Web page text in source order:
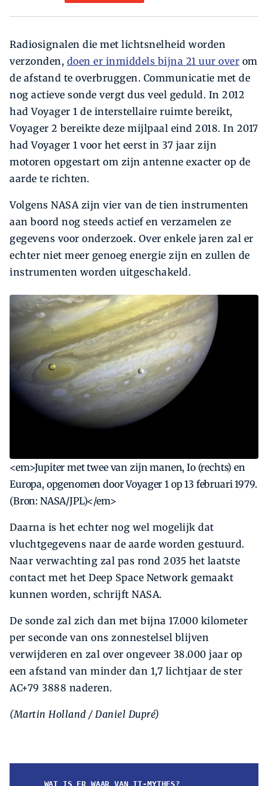
Radiosignalen die met lichtsnelheid worden
verzonden, doen er inmiddels bijna 21 uur over om
de afstand te overbruggen. Communicatie met de
nog actieve sonde vergt dus veel geduld. In 2012
had Voyager 1 de interstellaire ruimte bereikt,
Voyager 2 bereikte deze mijlpaal eind 2018. In 2017
had Voyager 1 voor het eerst in 37 jaar zijn
motoren opgestart om zijn antenne exacter op de
aarde te richten.
Volgens NASA zijn vier van de tien instrumenten
aan boord nog steeds actief en verzamelen ze
gegevens voor onderzoek. Over enkele jaren zal er
echter niet meer genoeg energie zijn en zullen de
instrumenten worden uitgeschakeld.
<em>Jupiter met twee van zijn manen, Io (rechts) en
Europa, opgenomen door Voyager 1 op 13 februari 1979.
(Bron: NASA/JPL)</em>
Daarna is het echter nog wel mogelijk dat
vluchtgegevens naar de aarde worden gestuurd.
Naar verwachting zal pas rond 2035 het laatste
contact met het Deep Space Network gemaakt
kunnen worden, schrijft NASA.
De sonde zal zich dan met bijna 17.000 kilometer
per seconde van ons zonnestelsel blijven
verwijderen en zal over ongeveer 38.000 jaar op
een afstand van minder dan 1,7 lichtjaar de ster
AC+79 3888 naderen.
(Martin Holland / Daniel Dupré)
WAT IS ER WAAR VAN IT-MYTHES?